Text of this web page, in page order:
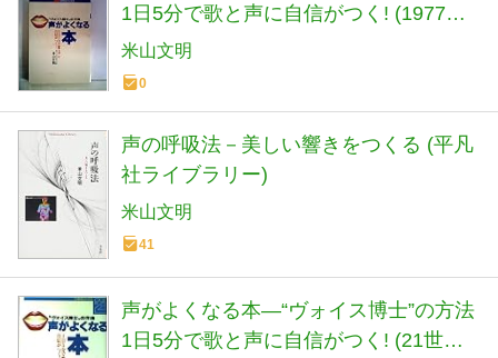
1日5分で歌と声に自信がつく! (1977年)
(21世紀ブックス)
米山文明
0
声の呼吸法－美しい響きをつくる (平凡
社ライブラリー)
米山文明
41
声がよくなる本―“ヴォイス博士”の方法
1日5分で歌と声に自信がつく! (21世紀